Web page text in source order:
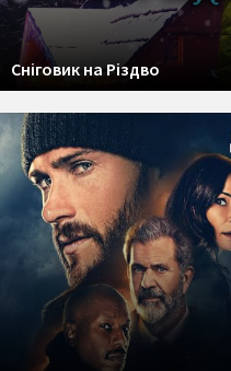
Сніговик на Різдво